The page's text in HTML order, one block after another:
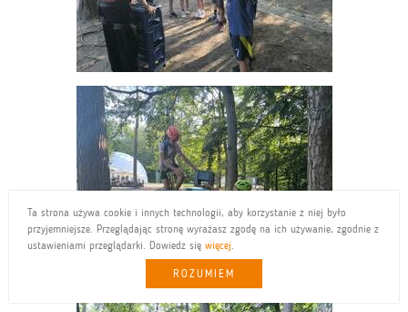
Ta strona używa cookie i innych technologii, aby korzystanie z niej było
przyjemniejsze. Przeglądając stronę wyrażasz zgodę na ich używanie, zgodnie z
ustawieniami przeglądarki. Dowiedz się więcej.
ROZUMIEM